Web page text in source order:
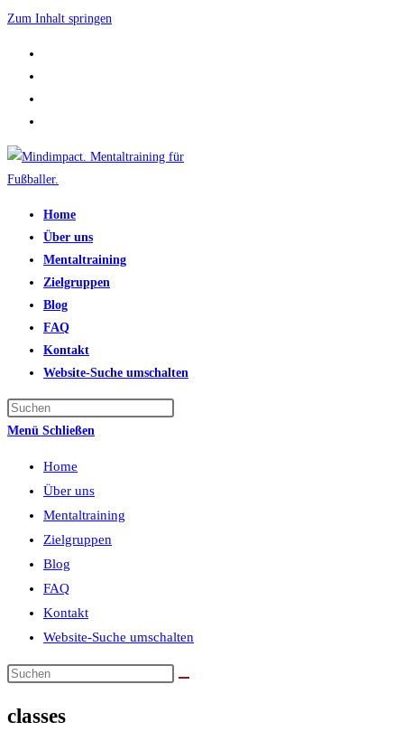
Zum Inhalt springen
Home
Über uns
Mentaltraining
Zielgruppen
Blog
FAQ
Kontakt
Website-Suche umschalten
Menü Schließen
Home
Über uns
Mentaltraining
Zielgruppen
Blog
FAQ
Kontakt
Website-Suche umschalten
classes